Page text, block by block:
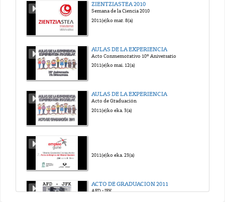
ZIENTZIASTEA 2010
Semana de la Ciencia 2010
2011(e)ko mar. 8(a)
AULAS DE LA EXPERIENCIA
Acto Conmemorativo 10º Aniversario
2011(e)ko mai. 12(a)
AULAS DE LA EXPERIENCIA
Acto de Graduación
2011(e)ko eka. 3(a)
2011(e)ko eka. 23(a)
ACTO DE GRADUACION 2011
AFD - JFK